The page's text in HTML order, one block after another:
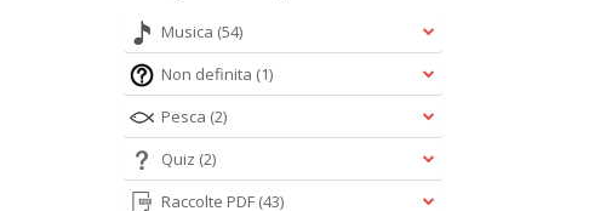
Musica (54)
Non definita (1)
Pesca (2)
Quiz (2)
Raccolte PDF (43)